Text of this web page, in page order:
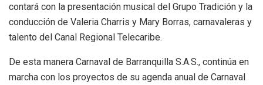
contará con la presentación musical del Grupo Tradición y la
conducción de Valeria Charris y Mary Borras, carnavaleras y
talento del Canal Regional Telecaribe.
De esta manera Carnaval de Barranquilla S.A.S., continúa en
marcha con los proyectos de su agenda anual de Carnaval